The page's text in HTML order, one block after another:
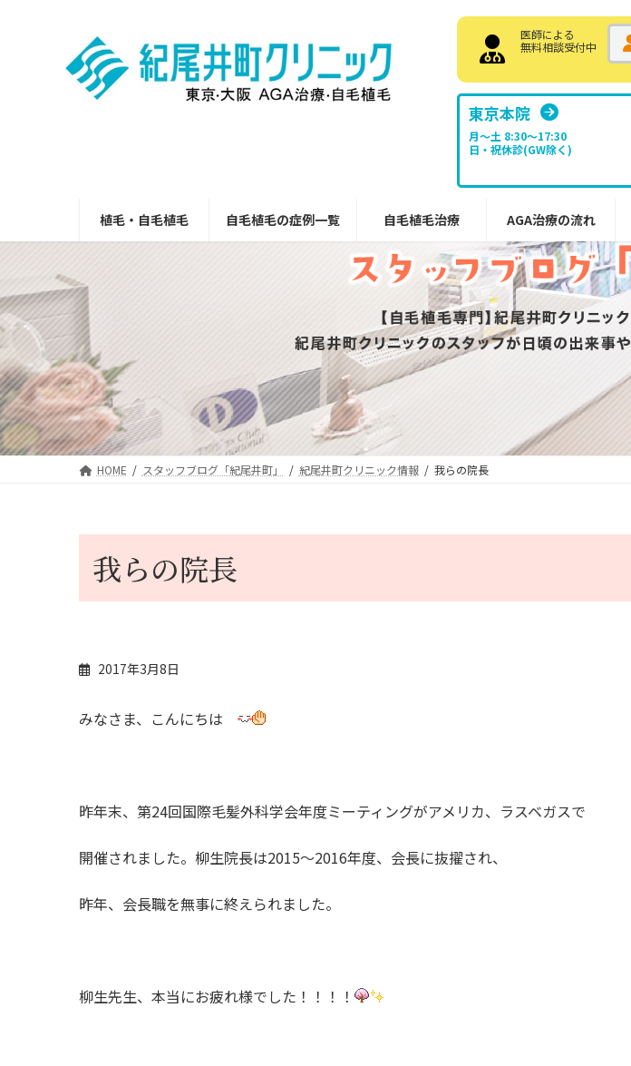
医師による
無料相談受付中
東京本院
月～土 8:30〜17:30
日・祝休診(GW除く)
植毛・自毛植毛 自毛植毛の症例一覧 自毛植毛治療 AGA治療の流れ
HOME スタッフブログ「紀尾井町」 紀尾井町クリニック情報 我らの院長
我らの院長
2017年3月8日
みなさま、こんにちは
昨年末、第24回国際毛髪外科学会年度ミーティングがアメリカ、ラスベガスで
開催されました。柳生院長は2015～2016年度、会長に抜擢され、
昨年、会長職を無事に終えられました。
柳生先生、本当にお疲れ様でした！！！！